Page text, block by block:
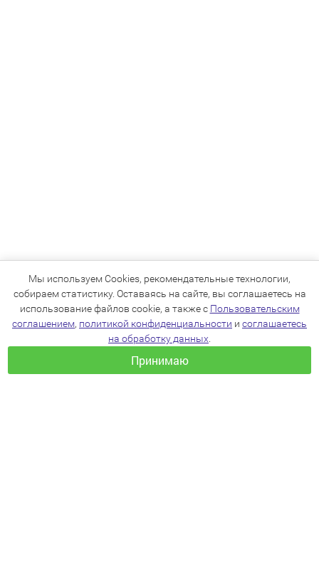
Мы используем Cookies, рекомендательные технологии,
собираем статистику. Оставаясь на сайте, вы соглашаетесь на
использование файлов cookie, а также с Пользовательским
соглашением, политикой конфиденциальности и соглашаетесь
на обработку данных
Принимаю